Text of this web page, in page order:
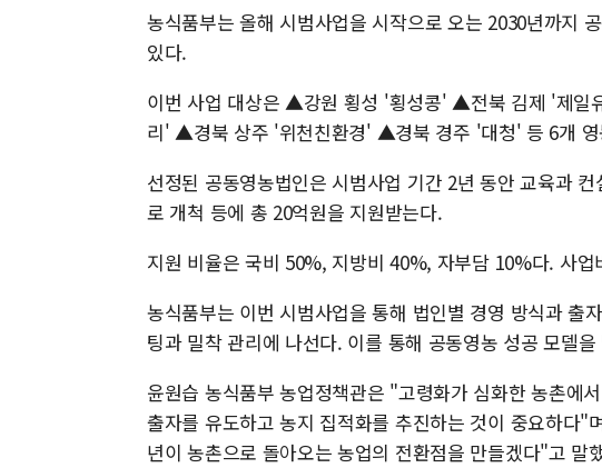
농식품부는 올해 시범사업을 시작으로 오는 2030년까지
있다.
이번 사업 대상은 ▲강원 횡성 '횡성콩' ▲전북 김제 '제
리' ▲경북 상주 '위천친환경' ▲경북 경주 '대청' 등 6개 영
선정된 공동영농법인은 시범사업 기간 2년 동안 교육과
로 개척 등에 총 20억원을 지원받는다.
지원 비율은 국비 50%, 지방비 40%, 자부담 10%다. 사
농식품부는 이번 시범사업을 통해 법인별 경영 방식과 출
팅과 밀착 관리에 나선다. 이를 통해 공동영농 성공 모델
윤원습 농식품부 농업정책관은 "고령화가 심화한 농촌에
출자를 유도하고 농지 집적화를 추진하는 것이 중요하다
년이 농촌으로 돌아오는 농업의 전환점을 만들겠다"고 말